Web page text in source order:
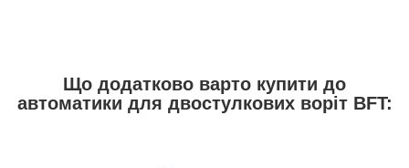
Що додатково варто купити до
автоматики для двостулкових воріт BFT: